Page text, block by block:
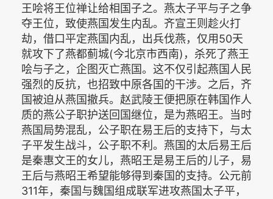
王哙将王位禅让给相国子之。燕太子平与子之争
夺王位，致使燕国发生内乱。齐宣王则趁火打
劫，借口平定燕国内乱，出兵伐燕，仅用50天
就攻下了燕都蓟城(今北京市西南)，杀死了燕王
哙与子之，企图灭亡燕国。这不仅引起燕国人民
强烈的反抗，也招致中原各国的干涉。之后，齐
国被迫从燕国撤兵。赵武陵王便把原在韩国作人
质的燕公子职护送回国继位，是为燕昭王。当时
燕国局势混乱，公子职在易王后的支持下，与太
子平发生战斗，公子职不利。燕国的太后易王后
是秦惠文王的女儿，燕昭王是易王后的儿子，易
王后与燕昭王希望能够得到秦国的支持。公元前
311年，秦国与魏国组成联军进攻燕国太子平，